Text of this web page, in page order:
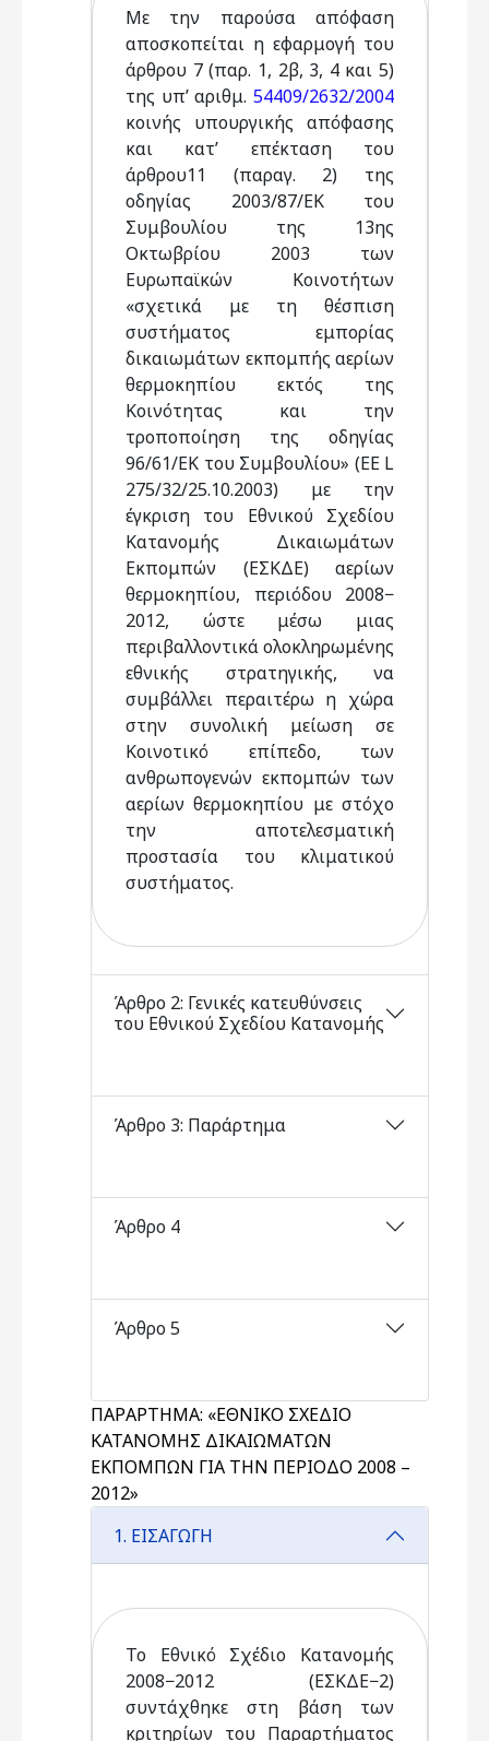
Με την παρούσα απόφαση
αποσκοπείται η εφαρμογή του
άρθρου 7 (παρ. 1, 2β, 3, 4 και 5)
της υπ’ αριθμ. 54409/2632/2004
κοινής υπουργικής απόφασης
και κατ’ επέκταση του
άρθρου11 (παραγ. 2) της
οδηγίας 2003/87/ΕΚ του
Συμβουλίου της 13ης
Οκτωβρίου 2003 των
Ευρωπαϊκών Κοινοτήτων
«σχετικά με τη θέσπιση
συστήματος εμπορίας
δικαιωμάτων εκπομπής αερίων
θερμοκηπίου εκτός της
Κοινότητας και την
τροποποίηση της οδηγίας
96/61/ΕΚ του Συμβουλίου» (ΕΕ L
275/32/25.10.2003) με την
έγκριση του Εθνικού Σχεδίου
Κατανομής Δικαιωμάτων
Εκπομπών (ΕΣΚΔΕ) αερίων
θερμοκηπίου, περιόδου 2008−
2012, ώστε μέσω μιας
περιβαλλοντικά ολοκληρωμένης
εθνικής στρατηγικής, να
συμβάλλει περαιτέρω η χώρα
στην συνολική μείωση σε
Κοινοτικό επίπεδο, των
ανθρωπογενών εκπομπών των
αερίων θερμοκηπίου με στόχο
την αποτελεσματική
προστασία του κλιματικού
συστήματος.
Άρθρο 2: Γενικές κατευθύνσεις
του Εθνικού Σχεδίου Κατανομής
Άρθρο 3: Παράρτημα
Άρθρο 4
Άρθρο 5
ΠΑΡΑΡΤΗΜΑ: «ΕΘΝΙΚΟ ΣΧΕΔΙΟ
ΚΑΤΑΝΟΜΗΣ ΔΙΚΑΙΩΜΑΤΩΝ
ΕΚΠΟΜΠΩΝ ΓΙΑ ΤΗΝ ΠΕΡΙΟΔΟ 2008 –
2012»
1. ΕΙΣΑΓΩΓΗ
Το Εθνικό Σχέδιο Κατανομής
2008−2012 (ΕΣΚΔΕ−2)
συντάχθηκε στη βάση των
κριτηρίων του Παραρτήματος